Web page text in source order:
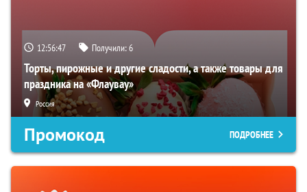
12:56:46 Получили:6
Торты, пирожные и другие сладости, а также товары для
праздника на «Флаувау»
Россия
Промокод ПОДРОБНЕЕ